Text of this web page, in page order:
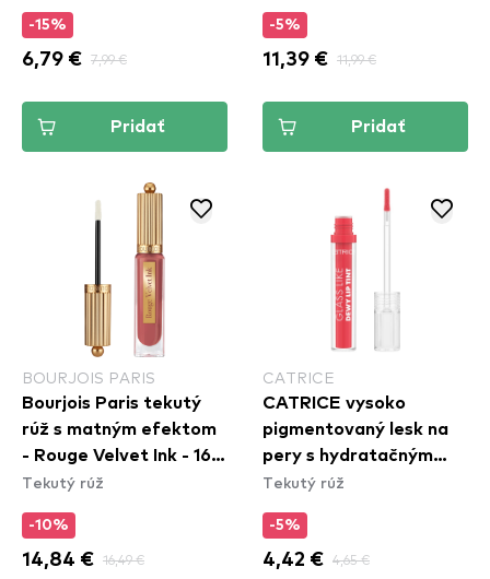
-15%
6,79 € 7,99 €
Pridať
Revolutionary
-5%
11,39 € 11,99 €
Pridať
BOURJOIS PARIS
Bourjois Paris tekutý
rúž s matným efektom
- Rouge Velvet Ink - 16
Wine More Time
Tekutý rúž
-10%
14,84 € 16,49 €
CATRICE
CATRICE vysoko
pigmentovaný lesk na
pery s hydratačným
účinkom - Glass Like
Look At Me!
Tekutý rúž
-5%
4,42 € 4,65 €